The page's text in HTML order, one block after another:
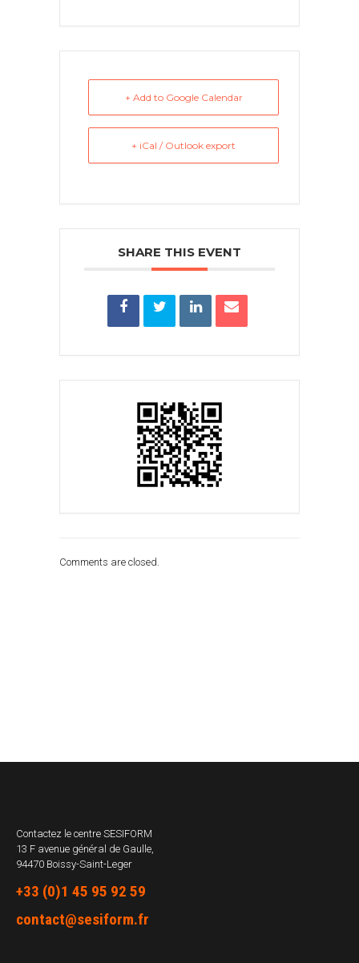
+ Add to Google Calendar
+ iCal / Outlook export
SHARE THIS EVENT
Comments are closed.
Contactez le centre SESIFORM
13 F avenue général de Gaulle,
94470 Boissy-Saint-Leger
+33 (0)1 45 95 92 59
contact@sesiform.fr